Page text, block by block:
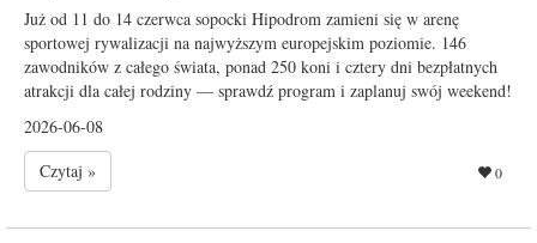
Już od 11 do 14 czerwca sopocki Hipodrom zamieni się w arenę
sportowej rywalizacji na najwyższym europejskim poziomie. 146
zawodników z całego świata, ponad 250 koni i cztery dni bezpłatnych
atrakcji dla całej rodziny — sprawdź program i zaplanuj swój weekend!
2026-06-08
Czytaj »
0